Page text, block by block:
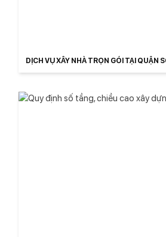
DỊCH VỤ XÂY NHÀ TRỌN GÓI TẠI QUẬN